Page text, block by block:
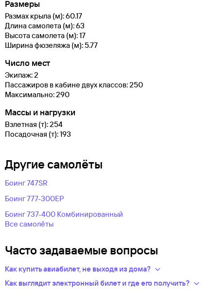
Размеры
Размах крыла (м): 60.17
Длина самолета (м): 63
Высота самолета (м): 17
Ширина фюзеляжа (м): 5.77
Число мест
Экипаж: 2
Пассажиров в кабине двух классов: 250
Максимально: 290
Массы и нагрузки
Взлетная (т): 254
Посадочная (т): 193
Другие самолëты
Боинг 747SR
Боинг 777-300ЕР
Боинг 737-400 Комбинированный
Все самолëты
Часто задаваемые вопросы
Как купить авиабилет, не выходя из дома?
Укажите в нужных полях маршрут, дату поездки и число
Как выглядит электронный билет и где его получить?